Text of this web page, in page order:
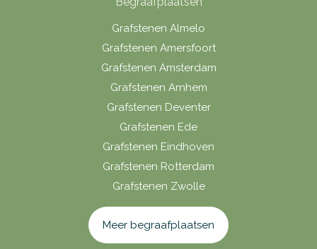
Grafstenen Almelo
Grafstenen Amersfoort
Grafstenen Amsterdam
Grafstenen Arnhem
Grafstenen Deventer
Grafstenen Ede
Grafstenen Eindhoven
Grafstenen Rotterdam
Grafstenen Zwolle
Meer begraafplaatsen